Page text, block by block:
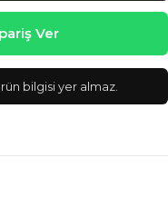
Ver
bilgisi yer almaz.